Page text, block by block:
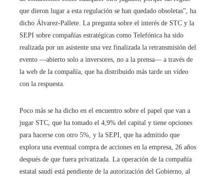
que dieron lugar a esta regulación se han quedado obsoletas”, ha
dicho Álvarez-Pallete. La pregunta sobre el interés de STC y la
SEPI sobre compañías estratégicas como Telefónica ha sido
realizada por un asistente una vez finalizada la retransmisión del
evento —abierto solo a inversores, no a la prensa— a través de
la web de la compañía, que ha distribuido más tarde un vídeo
con la respuesta.
Poco más se ha dicho en el encuentro sobre el papel que van a
jugar STC, que ha tomado el 4,9% del capital y tiene opciones
para hacerse con otro 5%, y la SEPI, que ha admitido que
explora una eventual compra de acciones en la empresa, 26 años
después de que fuera privatizada. La operación de la compañía
estatal saudí está pendiente de la autorización del Gobierno, al